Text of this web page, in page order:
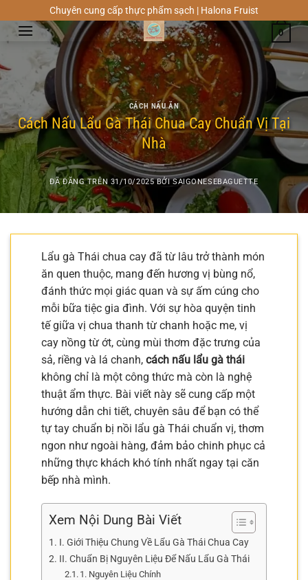
đến
nội
Chuyên cung cấp thực phẩm sạch | Halona Fruist
0
CÁCH NẤU ĂN
Cách Nấu Lẩu Gà Thái Chua Cay Chuẩn Vị Tại
Nhà
ĐÃ ĐĂNG TRÊN 31/10/2025 BỞISAIGONESEBAGUETTE
Lẩu gà Thái chua cay đã từ lâu trở thành món
ăn quen thuộc, mang đến hương vị bùng nổ,
đánh thức mọi giác quan và sự ấm cúng cho
mỗi bữa tiệc gia đình. Với sự hòa quyện tinh
tế giữa vị chua thanh từ chanh hoặc me, vị
cay nồng từ ớt, cùng mùi thơm đặc trưng của
sả, riềng và lá chanh, cách nấu lẩu gà thái
không chỉ là một công thức mà còn là nghệ
thuật ẩm thực. Bài viết này sẽ cung cấp một
hướng dẫn chi tiết, chuyên sâu để bạn có thể
tự tay chuẩn bị nồi lẩu gà Thái chuẩn vị, thơm
ngon như ngoài hàng, đảm bảo chinh phục cả
những thực khách khó tính nhất ngay tại căn
bếp nhà mình.
Xem Nội Dung Bài Viết
I. Giới Thiệu Chung Về Lẩu Gà Thái Chua Cay
II. Chuẩn Bị Nguyên Liệu Để Nấu Lẩu Gà Thái
1. Nguyên Liệu Chính